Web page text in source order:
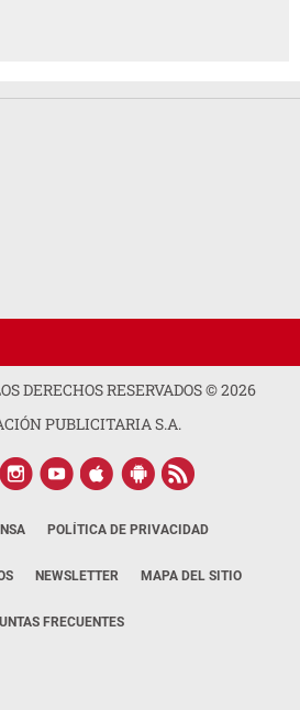
DERECHOS RESERVADOS ©2026
PUBLICITARIA S.A.
POLÍTICA DE PRIVACIDAD
NEWSLETTER MAPA DEL SITIO
FRECUENTES